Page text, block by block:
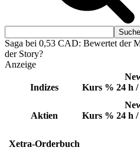
Saga bei 0,53 CAD: Bewertet der
der Story?
Anzeige
Indizes Kurs % 24 h
Aktien Kurs % 24 h
Xetra-Orderbuch